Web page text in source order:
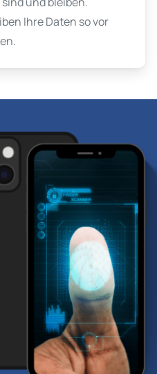
Ihre Daten so vor